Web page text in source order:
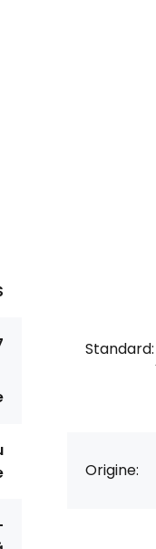
Standard:
Origine: